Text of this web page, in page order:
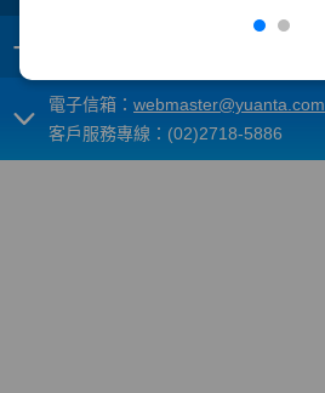
+
電子信箱： webmaster@yuanta.com
客戶服務專線：(02)2718-5886